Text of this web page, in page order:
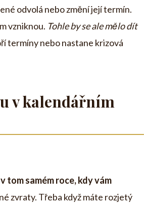
odvolá nebo změní její termín.
vzniknou. Tohle by se ale mělo dít
termíny nebo nastane krizová
v kalendářním
tom samém roce, kdy vám
zvraty. Třeba když máte rozjetý